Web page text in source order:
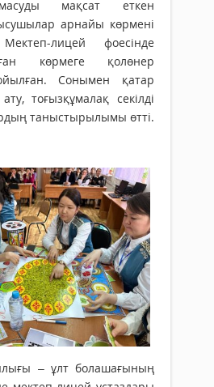
мақ­сат еткен
арнайы көрме­ні
лицей фоесінде
көрмеге қолөнер
Сонымен қатар
тоғыз­құмалақ секілді
таныстырылымы өтті.
– ұлт болашағының